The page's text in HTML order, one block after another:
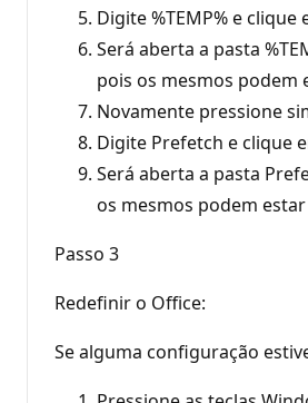
Digite %TEMP% e clique
Será aberta a pasta
pois os mesmos podem
Novamente pressione
Digite Prefetch e clique
Será aberta a pasta
os mesmos podem
Passo 3
Redefinir o Office:
Se alguma configuração